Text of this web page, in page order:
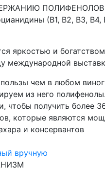
ПОЛИФЕНОЛОВ
(В1, В2, В3, В4,
яркостью и
международной
чем в любом
из него
чтобы получить более
которые являются
и консервантов
вручную